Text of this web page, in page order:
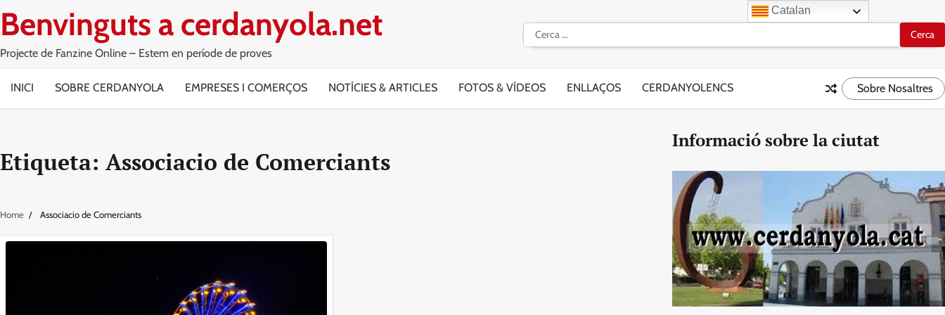
to
Benvinguts a cerdanyola.net
Projecte de Fanzine Online – Estem en període de proves
Cerca:
INICI SOBRE CERDANYOLA EMPRESES I COMERÇOS NOTÍCIES & ARTICLES FOTOS & VÍDEOS ENLLAÇOS CERDANYOLENCS Sobre Nosaltres
Etiqueta: Associacio de Comerciants
Home Associacio de Comerciants
Informació sobre la ciutat
Catalan